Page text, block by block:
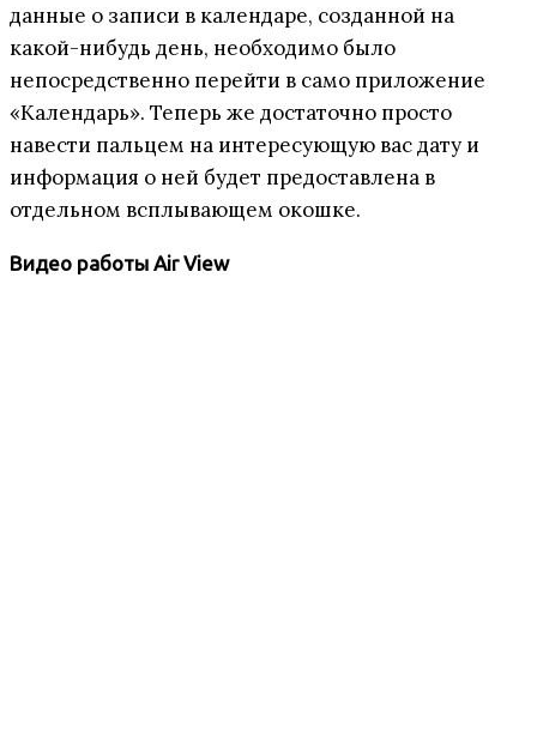
данные о записи в календаре, созданной на
какой-нибудь день, необходимо было
непосредственно перейти в само приложение
«Календарь». Теперь же достаточно просто
навести пальцем на интересующую вас дату и
информация о ней будет предоставлена в
отдельном всплывающем окошке.
Видео работы Air View